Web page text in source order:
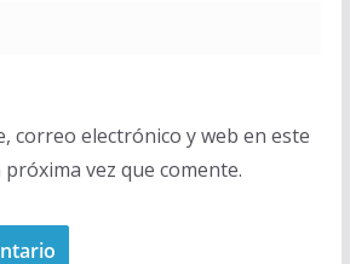
correo electrónico y web en este
vez que comente.